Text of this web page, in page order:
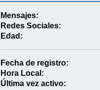
Mensajes:
Redes Sociales:
Edad:
Fecha de registro:
Hora Local:
Última vez activo: